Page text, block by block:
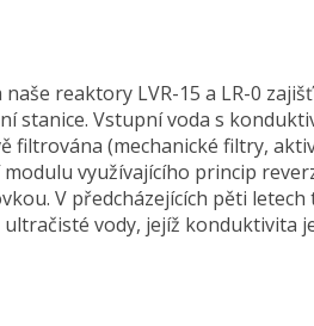
reaktory LVR-15 a LR-0
stanice. Vstupní voda s
filtrována (mechanické filtry,
využívajícího princip
V předcházejících pěti letech
vody, jejíž konduktivita